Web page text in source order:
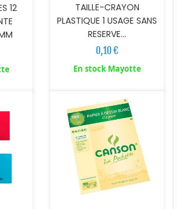
12
TAILLE-CRAYON
PLASTIQUE 1 USAGE SANS
RESERVE...
0,10 €
En stock Mayotte